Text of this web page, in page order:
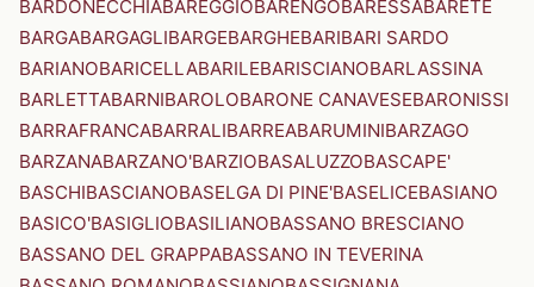
BARDONECCHIABAREGGIOBARENGOBARESSABARETE
BARGABARGAGLIBARGEBARGHEBARIBARI SARDO
BARIANOBARICELLABARILEBARISCIANOBARLASSINA
BARLETTABARNIBAROLOBARONE CANAVESEBARONISSI
BARRAFRANCABARRALIBARREABARUMINIBARZAGO
BARZANABARZANO'BARZIOBASALUZZOBASCAPE'
BASCHIBASCIANOBASELGA DI PINE'BASELICEBASIANO
BASICO'BASIGLIOBASILIANOBASSANO BRESCIANO
BASSANO DEL GRAPPABASSANO IN TEVERINA